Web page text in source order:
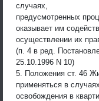
случаях,
предусмотренных
оказывает им
осуществлении их
(п. 4 в ред.
25.10.1996 N 10)
5. Положения ст. 46
применяться в случаях
освобождения в